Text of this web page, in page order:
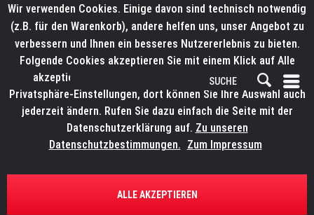
ÜBERSICHT ERSATZTEILE
Wir verwenden Cookies. Einige davon sind technisch notwendig
(z.B. für den Warenkorb), andere helfen uns, unser Angebot zu
verbessern und Ihnen ein besseres Nutzererlebnis zu bieten.
Folgende Cookies akzeptieren Sie mit einem Klick auf Alle
akzeptieren. Weitere Informationen finden Sie in den
Privatsphäre-Einstellungen, dort können Sie Ihre Auswahl auch
jederzeit ändern. Rufen Sie dazu einfach die Seite mit der
Datenschutzerklärung auf. Zu unseren
Datenschutzbestimmungen. Zum Impressum
ALLE AKZEPTIEREN